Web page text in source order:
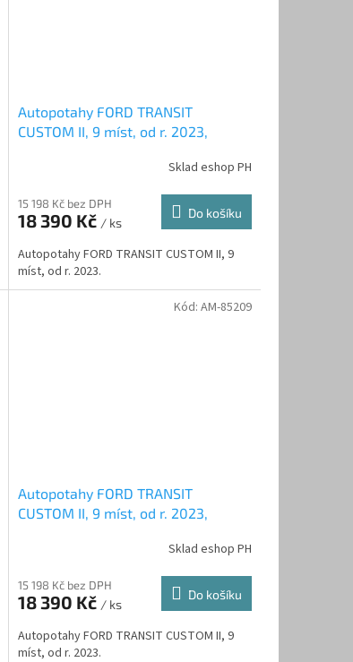
Autopotahy FORD TRANSIT
CUSTOM II, 9 míst, od r. 2023,
Sklad eshop PH
15 198 Kč bez DPH
18 390 Kč / ks
Do košíku
Autopotahy FORD TRANSIT CUSTOM II, 9
míst, od r. 2023.
Autopotahy FORD TRANSIT
CUSTOM II, 9 míst, od r. 2023,
Sklad eshop PH
15 198 Kč bez DPH
18 390 Kč / ks
Do košíku
Autopotahy FORD TRANSIT CUSTOM II, 9
míst, od r. 2023.
Kód: AM-85209